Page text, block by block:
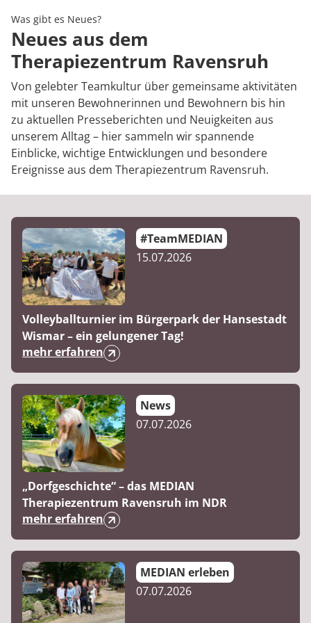
Karriere
Was gibt es Neues?
Neues aus dem
Therapiezentrum Ravensruh
Von gelebter Teamkultur über gemeinsame aktivitäten
mit unseren Bewohnerinnen und Bewohnern bis hin
zu aktuellen Presseberichten und Neuigkeiten aus
unserem Alltag – hier sammeln wir spannende
Einblicke, wichtige Entwicklungen und besondere
Ereignisse aus dem Therapiezentrum Ravensruh.
#TeamMEDIAN
15.07.2026
Volleyballturnier im Bürgerpark der Hansestadt
Wismar – ein gelungener Tag!
mehr erfahren
News
07.07.2026
„Dorfgeschichte“ – das MEDIAN
Therapiezentrum Ravensruh im NDR
mehr erfahren
MEDIAN erleben
07.07.2026